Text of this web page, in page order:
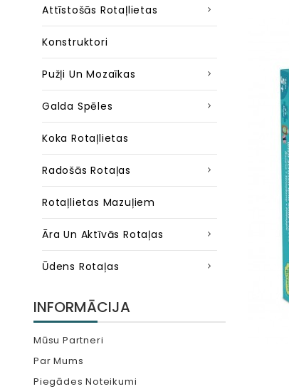
Attīstošās Rotaļlietas
Konstruktori
Pužļi Un Mozaīkas
Galda Spēles
Koka Rotaļlietas
Radošās Rotaļas
Rotaļlietas Mazuļiem
Āra Un Aktīvās Rotaļas
Ūdens Rotaļas
INFORMĀCIJA
Mūsu Partneri
Par Mums
Piegādes Noteikumi